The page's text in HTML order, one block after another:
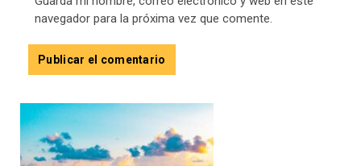
navegador para la próxima vez que comente.